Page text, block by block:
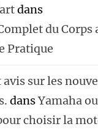
dans
du Corps
Pratique
sur les
dansYamaha ou
choisir la